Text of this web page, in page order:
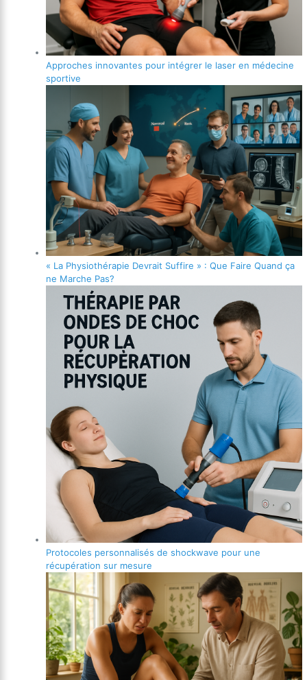
Approches innovantes pour intégrer le laser en médecine
sportive
« La Physiothérapie Devrait Suffire » : Que Faire Quand ça
ne Marche Pas?
Protocoles personnalisés de shockwave pour une
récupération sur mesure